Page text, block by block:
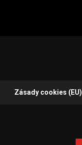
Zásady cookies (EU)